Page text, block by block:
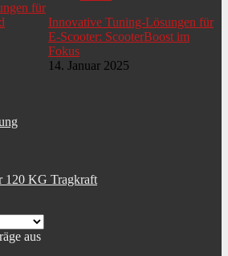
für
Innovative Tuning-Lösungen für
E-Scooter: ScooterBoost im
Fokus
14. Januar 2025
120 KG Tragkraft
aus